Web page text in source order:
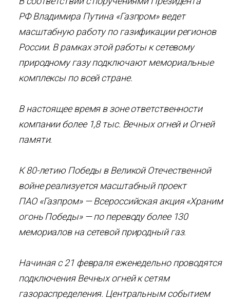
РФ Владимира Путина «Газпром» ведет
масштабную работу по газификации регионов
России. В рамках этой работы к сетевому
природному газу подключают мемориальные
комплексы по всей стране.
В настоящее время в зоне ответственности
компании более 1,8 тыс. Вечных огней и Огней
памяти.
К 80-летию Победы в Великой Отечественной
войне реализуется масштабный проект
ПАО «Газпром» — Всероссийская акция «Храним
огонь Победы» — по переводу более 130
мемориалов на сетевой природный газ.
Начиная с 21 февраля еженедельно проводятся
подключения Вечных огней к сетям
газораспределения. Центральным событием